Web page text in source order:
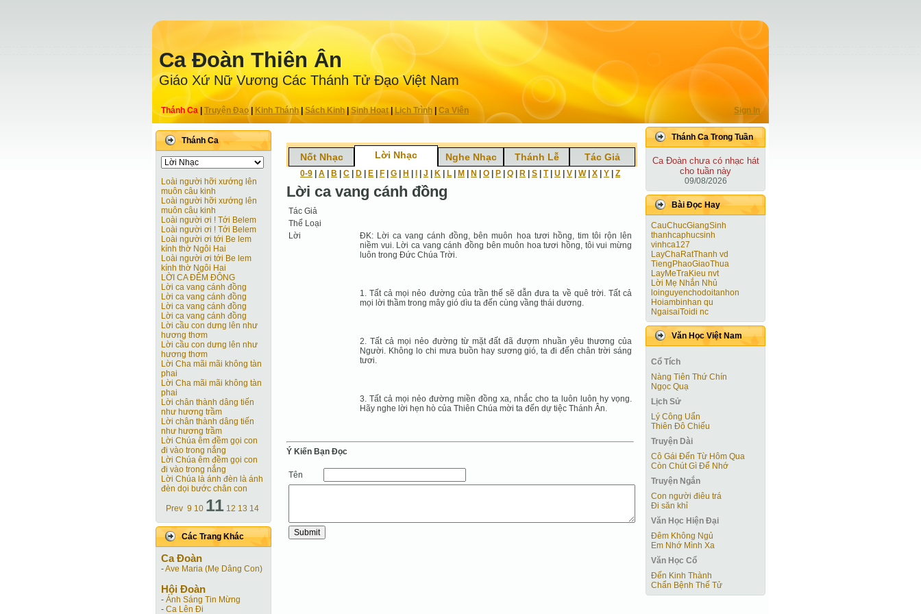
Ca Ðoàn Thiên Ân
Giáo Xứ Nữ Vương Các Thánh Tử Ðạo Việt Nam
Thánh Ca Truyện Ðạo| Kinh Thánh Sách Kinh|Sinh Hoạt| Lịch Trình Ca Viên Sign In
Thánh Ca
Loài người hỡi xướng lên
muôn câu kinh
Loài người hỡi xướng lên
muôn câu kinh
Loài người ơi ! Tới Belem
Loài người ơi ! Tới Belem
Loài người ơi tới Be lem
kính thờ Ngôi Hai
Loài người ơi tới Be lem
kính thờ Ngôi Hai
LỜI CA ĐÊM ĐÔNG
Lời ca vang cánh đồng
Lời ca vang cánh đồng
Lời ca vang cánh đồng
Lời ca vang cánh đồng
Lời cầu con dưng lên như
hương thơm
Lời cầu con dưng lên như
hương thơm
Lời Cha mãi mãi không tàn
phai
Lời Cha mãi mãi không tàn
phai
Lời chân thành dâng tiến
như hương trầm
Lời chân thành dâng tiến
như hương trầm
Lời Chúa êm đềm gọi con
đi vào trong nắng
Lời Chúa êm đềm gọi con
đi vào trong nắng
Lời Chúa là ánh đèn là ánh
đèn dọi bước chân con
Prev 9 10 11 12 13 14
Các Trang Khác
Ca Ðoàn
-Ave Maria (Mẹ Dâng Con)
Hội Ðoàn
- Ánh Sáng Tin Mừng
- Ca Lên Đi
Nốt Nhạc Lời Nhạc Nghe Nhạc Thánh Lễ Tác Giả
0-9 A B C D E F G H J K L M N O P Q R S T| U V W| X Y Z
Lời ca vang cánh đồng
Tác Giả
Thể Loại
Lời
ĐK: Lời ca vang cánh đồng, bên muôn hoa tươi hồng, tim tôi rộn lên
niềm vui. Lời ca vang cánh đồng bên muôn hoa tươi hồng, tôi vui mừng
luôn trong Đức Chúa Trời.
1. Tất cả mọi nẻo đường của trần thế sẽ dẫn đưa ta về quê trời. Tất cả
mọi lời thầm trong mây gió dìu ta đến cùng vầng thái dương.
2. Tất cả mọi nẻo đường từ mặt đất đã đượm nhuần yêu thương của
Người. Không lo chi mưa buồn hay sương gió, ta đi đến chân trời sáng
tươi.
3. Tất cả mọi nẻo đường miền đồng xa, nhắc cho ta luôn luôn hy vọng.
Hãy nghe lời hẹn hò của Thiên Chúa mời ta đến dự tiệc Thánh Ân.
Ý Kiến Bạn Ðọc
Tên
Thánh Ca Trong Tuần
Ca Ðoàn chưa có nhạc hát
cho tuần này
09/08/2026
Bài Ðọc Hay
CauChucGiangSinh
thanhcaphucsinh
vinhca127
LayChaRatThanh vd
TiengPhaoGiaoThua
LayMeTraKieu nvt
Lời Mẹ Nhắn Nhủ
loinguyenchodoitanhon
Hoiambinhan qu
NgaisaiToidi nc
Văn Học Việt Nam
Cổ Tích
Nàng Tiên Thứ Chín
Ngọc Quạ
Lịch Sử
Lý Công Uẩn
Thiên Đô Chiếu
Truyện Dài
Cô Gái Ðến Từ Hôm Qua
Còn Chút Gì Ðể Nhớ
Truyện Ngắn
Con người điêu trá
Đi săn khỉ
Văn Học Hiện Ðại
Đêm Không Ngủ
Em Nhớ Mình Xa
Văn Học Cổ
Đến Kinh Thành
Chẩn Bệnh Thế Tử